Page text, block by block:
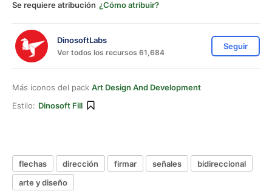
Se requiere atribución ¿Cómo atribuir?
DinosoftLabs
Ver todos los recursos 61,684
Seguir
Más iconos del pack Art Design And Development
Estilo: Dinosoft Fill
flechas dirección firmar señales
bidireccional
arte y diseño